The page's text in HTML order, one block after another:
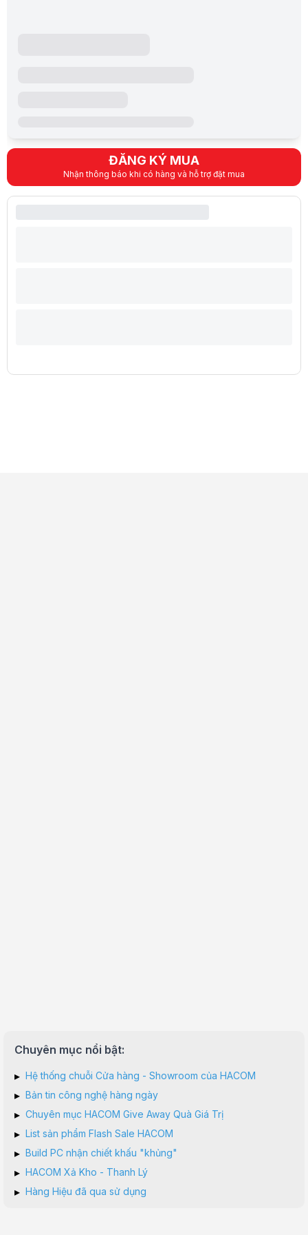
ĐĂNG KÝ MUA
Nhận thông báo khi có hàng và hỗ trợ đặt mua
Chuyên mục nổi bật:
▸ Hệ thống chuỗi Cửa hàng - Showroom của HACOM
▸ Bản tin công nghệ hàng ngày
▸ Chuyên mục HACOM Give Away Quà Giá Trị
▸ List sản phẩm Flash Sale HACOM
▸ Build PC nhận chiết khấu "khủng"
▸ HACOM Xả Kho - Thanh Lý
▸ Hàng Hiệu đã qua sử dụng